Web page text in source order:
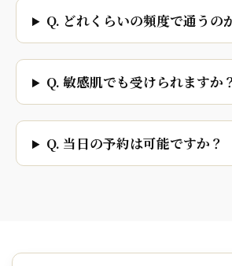
Q. どれくらいの頻度で通うの
Q. 敏感肌でも受けられますか？
Q. 当日の予約は可能ですか？